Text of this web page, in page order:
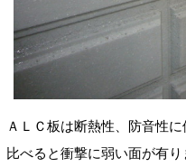
ＡＬＣ板は断熱性、防音性
比べると衝撃に弱い面が有り